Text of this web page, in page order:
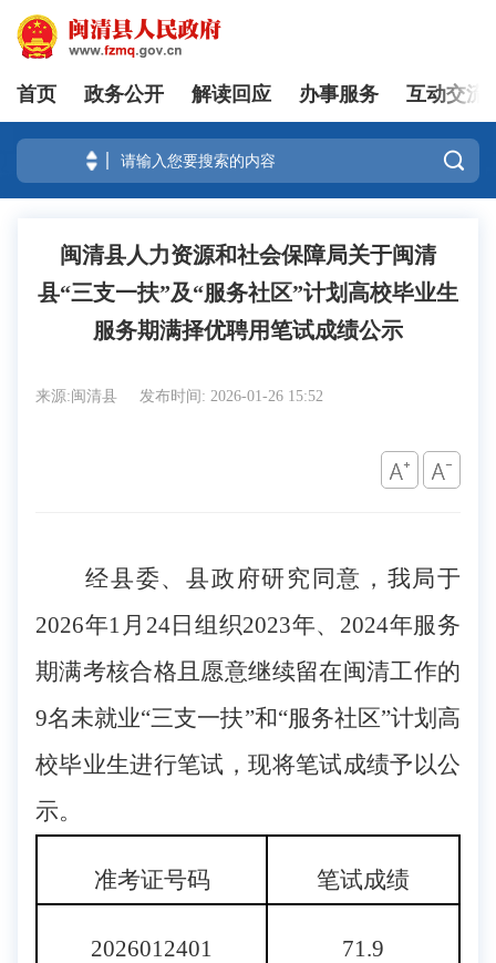
登录
首页 政务公开 解读回应 办事服务 互动交流

闽清县人力资源和社会保障局关于闽清
县“三支一扶”及“服务社区”计划高校毕业生
服务期满择优聘用笔试成绩公示
来源:闽清县 发布时间: 2026-01-26 15:52
经县委、县政府研究同意，我局于
2026年1月24日组织2023年、2024年服务
期满考核合格且愿意继续留在闽清工作的
9名未就业“三支一扶”和“服务社区”计划高
校毕业生进行笔试，现将笔试成绩予以公
示。
准考证号码 笔试成绩
2026012401 71.9